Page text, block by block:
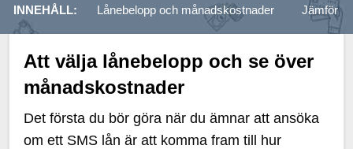
INNEHÅLL: Lånebelopp och månadskostnader Jämför
Att välja lånebelopp och se över
månadskostnader
Det första du bör göra när du ämnar att ansöka
om ett SMS lån är att komma fram till hur